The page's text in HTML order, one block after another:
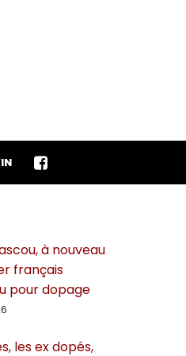
à nouveau
français
pour dopage
les ex dopés,